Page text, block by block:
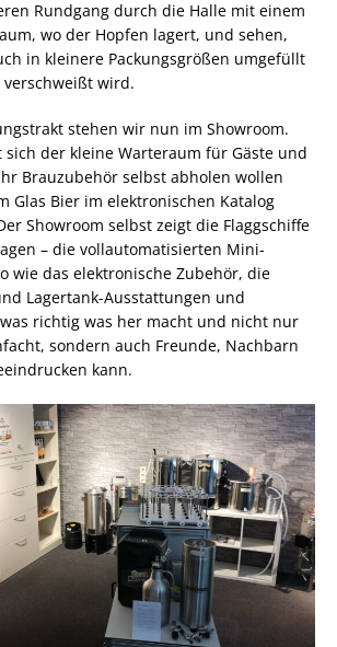
Rundgang durch die Halle mit einem
wo der Hopfen lagert, und sehen,
in kleinere Packungsgrößen umgefüllt
wird.
stehen wir nun im Showroom.
der kleine Warteraum für Gäste und
Brauzubehör selbst abholen wollen
Glas Bier im elektronischen Katalog
Showroom selbst zeigt die Flaggschiffe
– die vollautomatisierten Mini-
wie das elektronische Zubehör, die
Lagertank-Ausstattungen und
richtig was her macht und nicht nur
sondern auch Freunde, Nachbarn
kann.